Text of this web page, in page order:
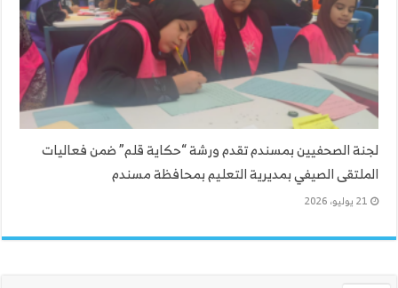
لجنة الصحفيين بمسندم تقدم ورشة “حكاية قلم” ضمن فعاليات
الملتقى الصيفي بمديرية التعليم بمحافظة مسندم
21 يوليو، 2026